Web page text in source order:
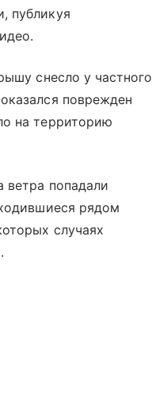
публикуя
снесло у частного
поврежден
на территорию
ветра попадали
рядом
случаях